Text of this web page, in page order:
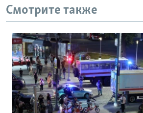
Смотрите также